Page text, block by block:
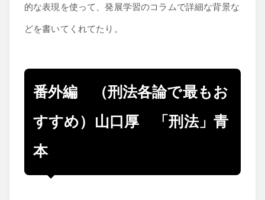
的な表現を使って、発展学習のコラムで詳細な背景な
どを書いてくれてたり。
番外編 （刑法各論で最もお
すすめ）山口厚 「刑法」青
本